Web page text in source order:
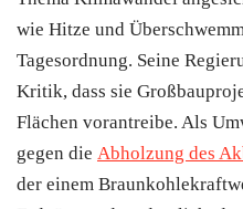
wie Hitze und
Tagesordnung. Seine
Kritik, dass sie
Flächen vorantreibe. Als
gegen die Abholzung des
der einem